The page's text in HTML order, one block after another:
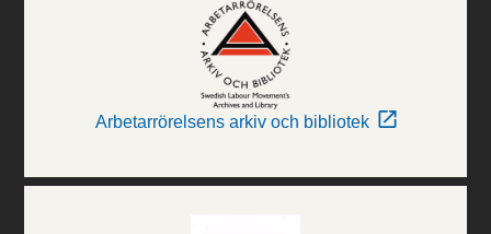
Arbetarrörelsens arkiv och bibliotek